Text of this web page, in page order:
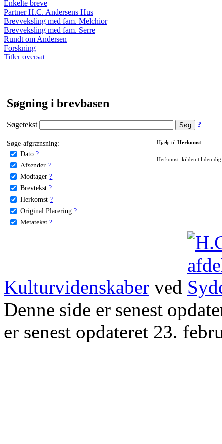
Enkelte breve
Partner H.C. Andersens Hus
Brevveksling med fam. Melchior
Brevveksling med fam. Serre
Rundt om Andersen
Forskning
Titler oversat
Søgning i brevbasen
Søgetekst ?
Søge-afgrænsning:
Dato ?
Afsender ?
Modtager ?
Brevtekst ?
Herkomst ?
Original Placering ?
Metatekst ?
Hjælp til Herkomst:
Herkomst: kilden til den
Kulturvidenskaber ved
Denne side er senest
er senest opdateret 23.